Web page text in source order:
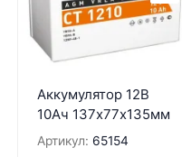
Аккумулятор 12В
10Ач 137х77х135мм
Артикул: 65154